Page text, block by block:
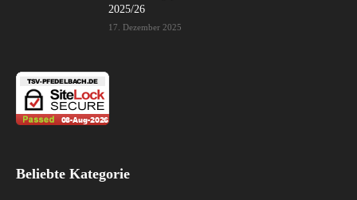
2025/26
17. Dezember 2025
Beliebte Kategorie